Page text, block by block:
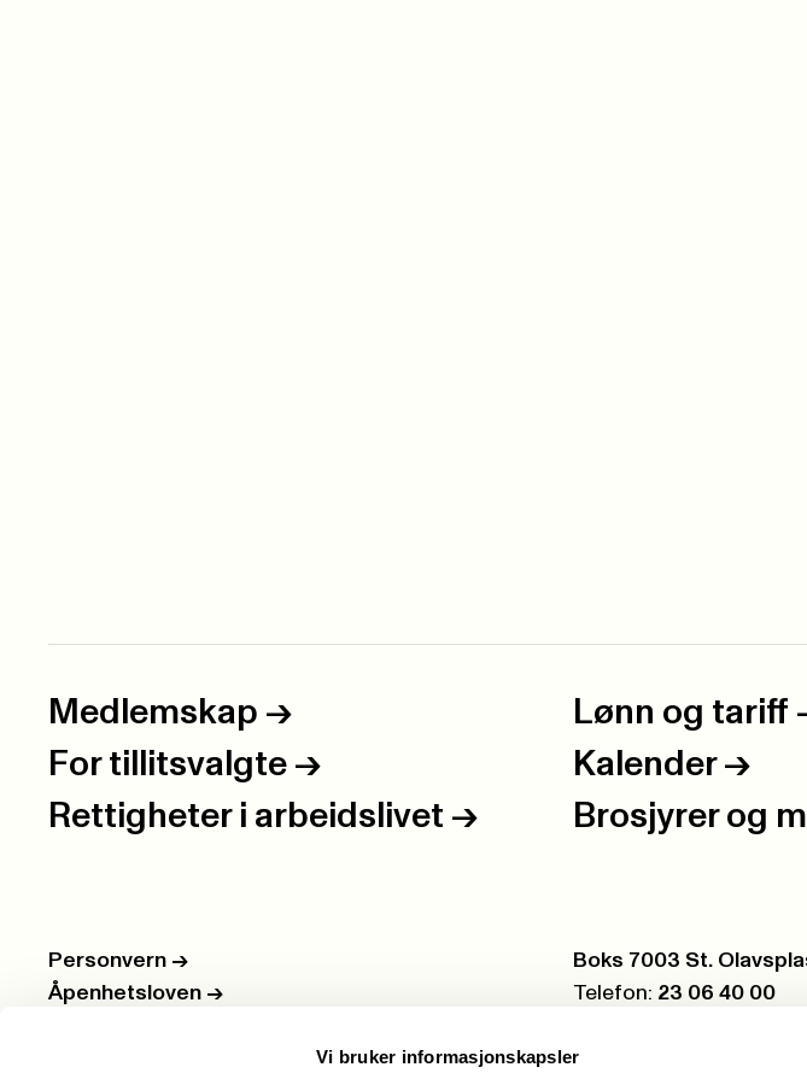
Vi bruker informasjonskapsler
Medlemskap -> Lønn og tariff
For tillitsvalgte -> Kalender ->
Rettigheter i arbeidslivet -> Brosjyrer og
Personvern ->
Åpenhetsloven ->
Postboks:
Boks 7003 St.
Telefon: 23 06 40 00